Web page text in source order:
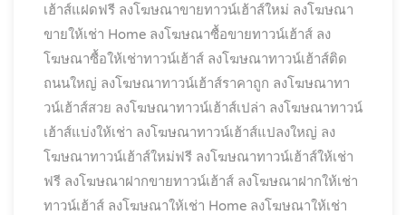
เฮ้าส์แฝดฟรี ลงโฆษณาขายทาวน์เฮ้าส์ใหม่ ลงโฆษณา
ขายให้เช่า Home ลงโฆษณาซื้อขายทาวน์เฮ้าส์ ลง
โฆษณาซื้อให้เช่าทาวน์เฮ้าส์ ลงโฆษณาทาวน์เฮ้าส์ติด
ถนนใหญ่ ลงโฆษณาทาวน์เฮ้าส์ราคาถูก ลงโฆษณาทา
วน์เฮ้าส์สวย ลงโฆษณาทาวน์เฮ้าส์เปล่า ลงโฆษณาทาวน์
เฮ้าส์แบ่งให้เช่า ลงโฆษณาทาวน์เฮ้าส์แปลงใหญ่ ลง
โฆษณาทาวน์เฮ้าส์ใหม่ฟรี ลงโฆษณาทาวน์เฮ้าส์ให้เช่า
ฟรี ลงโฆษณาฝากขายทาวน์เฮ้าส์ ลงโฆษณาฝากให้เช่า
ทาวน์เฮ้าส์ ลงโฆษณาให้เช่า Home ลงโฆษณาให้เช่า